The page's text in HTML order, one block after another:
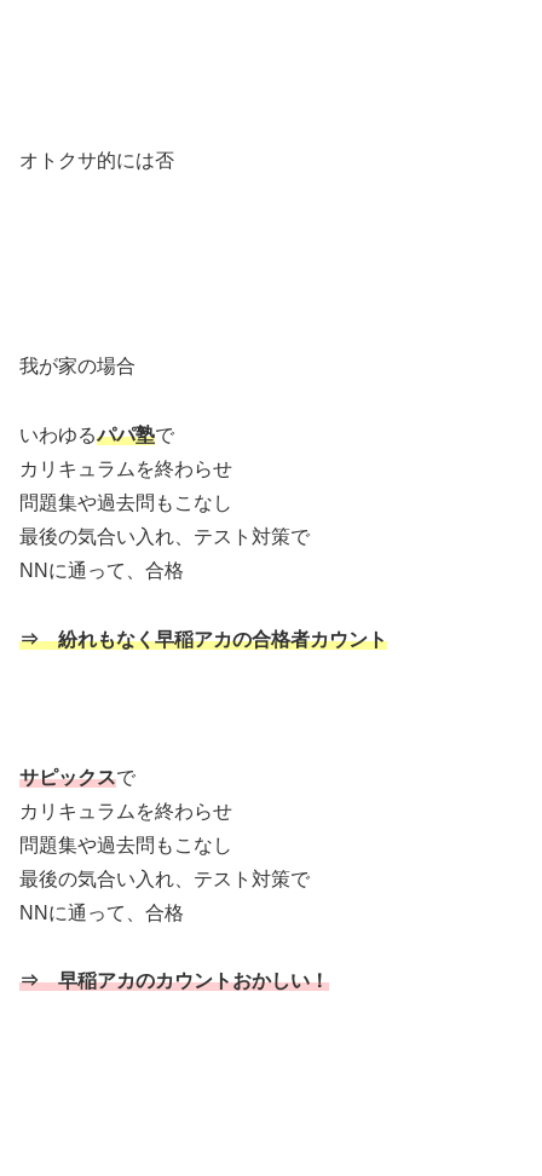
オトクサ的には否
我が家の場合
いわゆるパパ塾で
カリキュラムを終わらせ
問題集や過去問もこなし
最後の気合い入れ、テスト対策で
NNに通って、合格
⇒ 紛れもなく早稲アカの合格者カウント
サピックスで
カリキュラムを終わらせ
問題集や過去問もこなし
最後の気合い入れ、テスト対策で
NNに通って、合格
⇒ 早稲アカのカウントおかしい！